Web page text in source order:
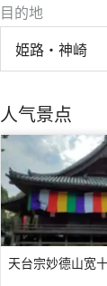
目的地
姫路・神崎
人气景点
天台宗妙德山宽